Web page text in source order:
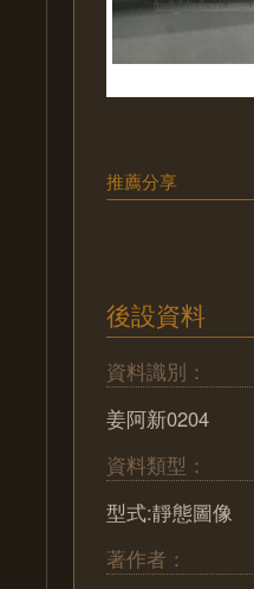
推薦分享
後設資料
資料識別：
姜阿新0204
資料類型：
型式:靜態圖像
著作者：